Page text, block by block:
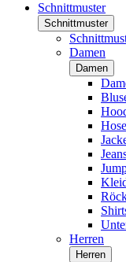
Schnittmuster
Schnittmuster
Damen
Damen
Herren
Herren